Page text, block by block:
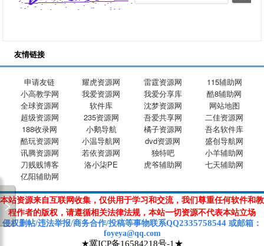
友情链接
申请友链 耀虎资源网 雷霆资源网
115辅助网
小高教学网
我爱资源网 我爱分享库
酷8辅助网
全球资源网
软件库 沈梦资源网
网站地图
超级资源网
235资源网 吾爱共享网
二佳资源网
188收录网
小鹅导航 橘子资源网
吾名软件库
酷玩资源网
小温导航网 dvd资源网
盛创导航网
讯腾资源网
若依资源网 独特吧
小羊辅助网
刀贱贱博客
洛小柒PE 虎爷辅助网
七天辅助网
亿阳辅助网
本站资源来自互联网收集，仅供用于学习和交流，我们尊重任何软件和教
程作者的版权，请遵循相关法律法规，本站一切资源不代表本站立场
侵权删帖/违法举报/商务合作/投稿等事物联系QQ2335758544 或邮箱 ：
foyeya@qq.com
★冀ICP备16584218号-1★